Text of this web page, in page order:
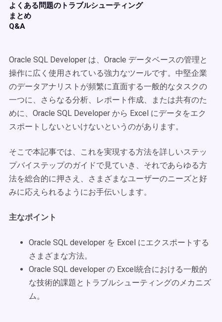
よくある問題のトラブルシューティング
まとめ
Q&A
Oracle SQL Developer は、Oracle データベースの管理と
操作に広く使用されている強力なツールです。中堅企業
のデータアナリストが頻繁に直面する一般的なタスクの
一つに、さらなる分析、レポート作成、または共有のた
めに、Oracle SQL Developer から Excel にデータをエク
スポートしないといけないというのがあります。
そこで本記事では、これを実現する方法を詳しいステッ
プバイステップのガイドで見ていき、それであらゆる方
法を総合的に押さえ、さまざまなユーザーのニーズと好
みに応えられるようにお手伝いします。
主なポイント
Oracle SQL developer を Excel にエクスポートする
さまざまな方法。
Oracle SQL developer の Excel統合における一般的
な技術的課題とトラブルシューティングのメカニズ
ム。